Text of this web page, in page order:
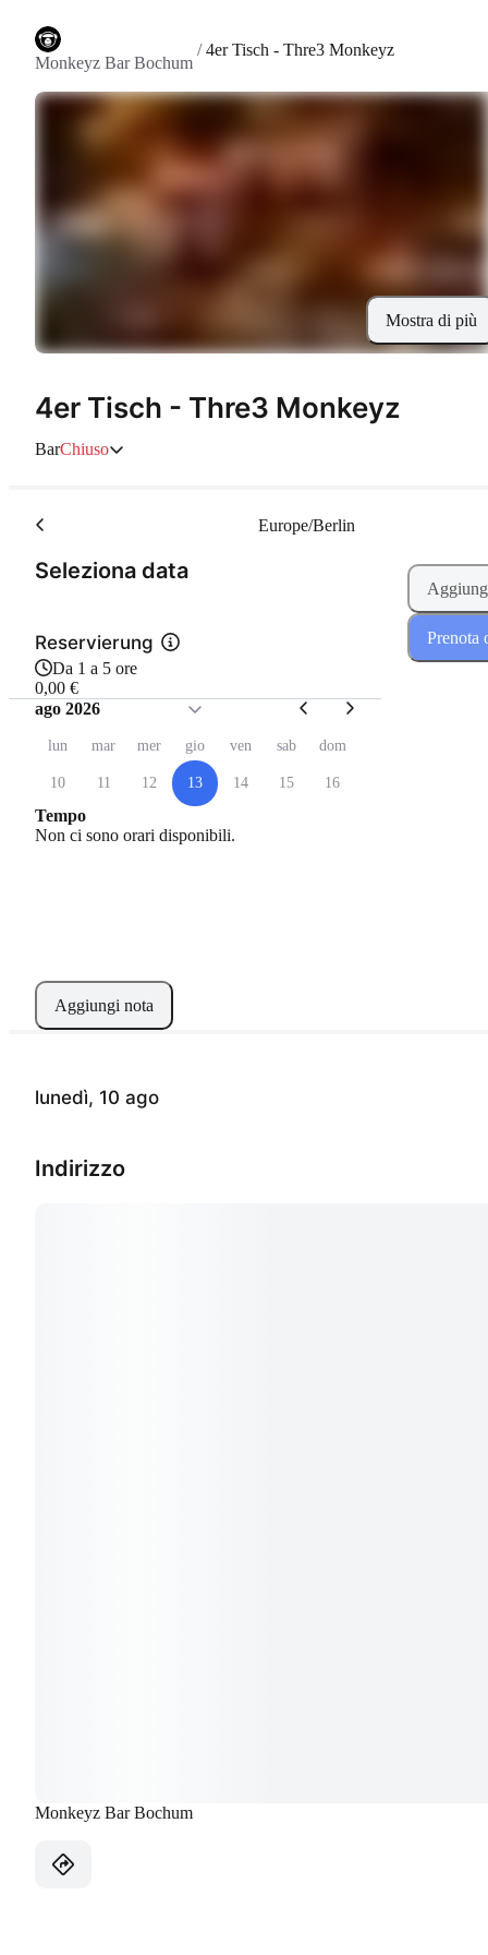
Monkeyz Bar Bochum
/4er Tisch - Thre3 Monkeyz
Mostra di più
4er Tisch - Thre3 Monkeyz
BarChiuso
lunedì, 10 ago
Indirizzo
Monkeyz Bar Bochum
Seleziona data(Passo 1 di 2)
Europe/Berlin
Reservierung
Da 1 a 5 ore
0,00 €
ago 2026
lun mar mer gio ven sab dom
10 11 12 13 14 15 16
Tempo
Non ci sono orari disponibili.
Aggiungi nota
Prenota